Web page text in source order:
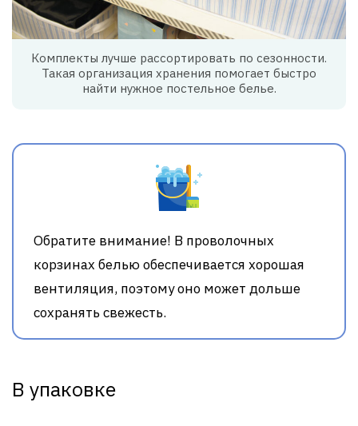
Комплекты лучше рассортировать по сезонности.
Такая организация хранения помогает быстро
найти нужное постельное белье.
Обратите внимание! В проволочных
корзинах белью обеспечивается хорошая
вентиляция, поэтому оно может дольше
сохранять свежесть.
В упаковке